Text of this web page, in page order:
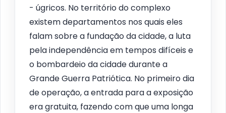
- úgricos. No território do complexo
existem departamentos nos quais eles
falam sobre a fundação da cidade, a luta
pela independência em tempos difíceis e
o bombardeio da cidade durante a
Grande Guerra Patriótica. No primeiro dia
de operação, a entrada para a exposição
era gratuita, fazendo com que uma longa